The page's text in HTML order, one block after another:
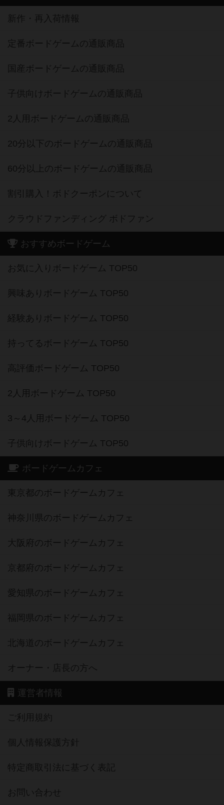
新作・再入荷情報
定番ボードゲームの通販商品
国産ボードゲームの通販商品
子供向けボードゲームの通販商品
2人用ボードゲームの通販商品
20分以下のボードゲームの通販商品
60分以上のボードゲームの通販商品
割引購入！ボドクーポンについて
クラウドファンディング ボドファン
おすすめボードゲーム
お気に入りボードゲーム TOP50
興味ありボードゲーム TOP50
経験ありボードゲーム TOP50
持ってるボードゲーム TOP50
高評価ボードゲーム TOP50
2人用ボードゲーム TOP50
3～4人用ボードゲーム TOP50
子供向けボードゲーム TOP50
ボードゲームカフェ
東京都のボードゲームカフェ
神奈川県のボードゲームカフェ
大阪府のボードゲームカフェ
京都府のボードゲームカフェ
愛知県のボードゲームカフェ
福岡県のボードゲームカフェ
北海道のボードゲームカフェ
オーナー・店長の方へ
運営者情報
ご利用規約
個人情報保護方針
特定商取引法に基づく表記
お問い合わせ